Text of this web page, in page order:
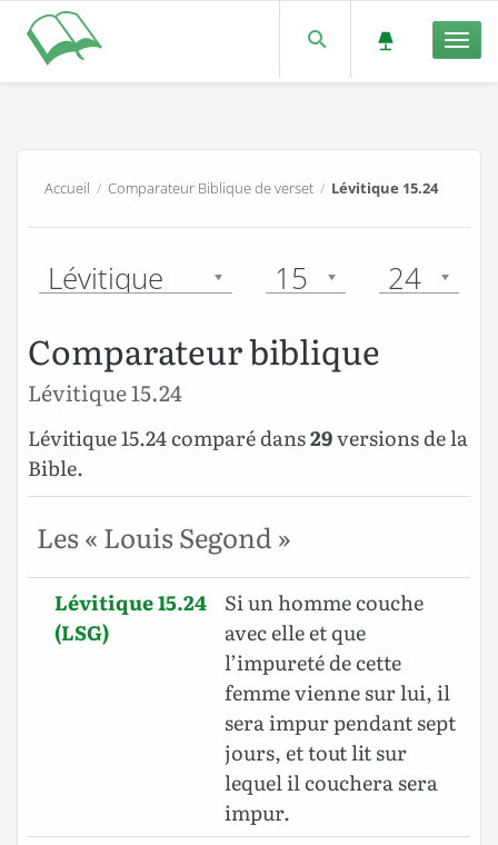
Accueil /Comparateur Biblique de verset / Lévitique 15.24
Lévitique 15 24
Comparateur biblique
Lévitique 15.24
Lévitique 15.24 comparé dans29versions de la
Bible.
Les « Louis Segond »
Lévitique 15.24
(LSG)
Si un homme couche
avec elle et que
l’impureté de cette
femme vienne sur lui, il
sera impur pendant sept
jours, et tout lit sur
lequel il couchera sera
impur.